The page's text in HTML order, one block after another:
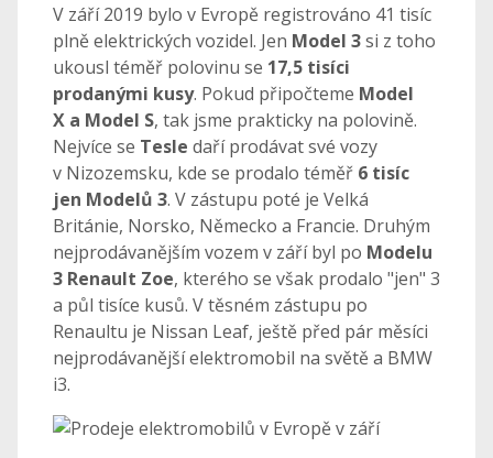
V září 2019 bylo v Evropě registrováno 41 tisíc
plně elektrických vozidel. Jen Model 3si z toho
ukousl téměř polovinu se 17,5 tisíci
prodanými kusy. Pokud připočteme Model
X a Model S, tak jsme prakticky na polovině.
Nejvíce se Tesle daří prodávat své vozy
v Nizozemsku, kde se prodalo téměř 6 tisíc
jen Modelů 3. V zástupu poté je Velká
Británie, Norsko, Německo a Francie. Druhým
nejprodávanějším vozem v září byl po Modelu
3 Renault Zoe, kterého se však prodalo "jen" 3
a půl tisíce kusů. V těsném zástupu po
Renaultu je Nissan Leaf, ještě před pár měsíci
nejprodávanější elektromobil na světě a BMW
i3.